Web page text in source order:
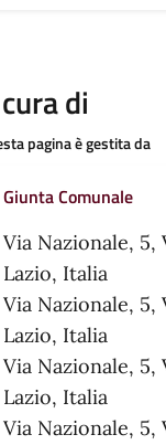
di
pagina è gestita da
Giunta Comunale
Via Nazionale, 5,
Lazio, Italia
Via Nazionale, 5,
Lazio, Italia
Via Nazionale, 5,
Lazio, Italia
Via Nazionale, 5,